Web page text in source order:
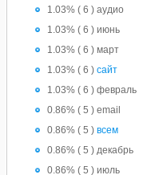
1.03% ( 6 ) аудио
1.03% ( 6 ) июнь
1.03% ( 6 ) март
1.03% ( 6 )сайт
1.03% ( 6 ) февраль
0.86% ( 5 ) email
0.86% ( 5 )всем
0.86% ( 5 ) декабрь
0.86% ( 5 ) июль